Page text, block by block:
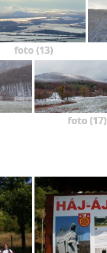
foto (13)
foto (17)